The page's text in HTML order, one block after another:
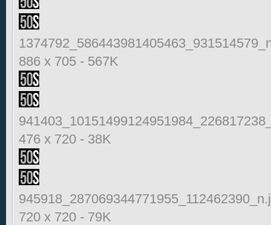
886 x 705 - 567K
476 x 720 - 38K
720 x 720 - 79K